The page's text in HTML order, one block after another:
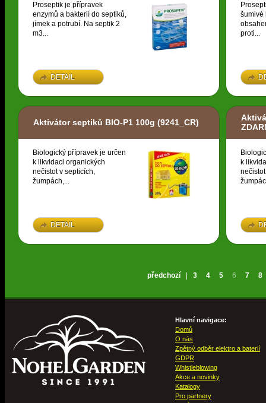
Proseptik je přípravek
enzymů a bakterií do septiků,
jímek a potrubí. Na septik 2
m3...
DETAIL
šumivé
proti...
Aktivátor septiků BIO-P1 100g (9241_CR)
Biologický přípravek je určen
k likvidaci organických
nečistot v septicích,
žumpách,...
DETAIL
k
předchozí 3 4 5 6 7 8
Hlavní navigace:
Domů
O nás
Zpětný odběr elektro a baterií
GDPR
Whistleblowing
Akce a novinky
Katalogy
Pro partnery